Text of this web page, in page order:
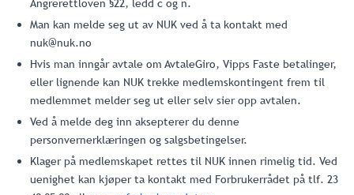
Angrerettloven §22, ledd c og n.
Man kan melde seg ut av NUK ved å ta kontakt med
nuk@nuk.no
Hvis man inngår avtale om AvtaleGiro, Vipps Faste betalinger,
eller lignende kan NUK trekke medlemskontingent frem til
medlemmet melder seg ut eller selv sier opp avtalen.
Ved å melde deg inn aksepterer du denne
personvernerklæringen og salgsbetingelser.
Klager på medlemskapet rettes til NUK innen rimelig tid. Ved
uenighet kan kjøper ta kontakt med Forbrukerrådet på tlf. 23